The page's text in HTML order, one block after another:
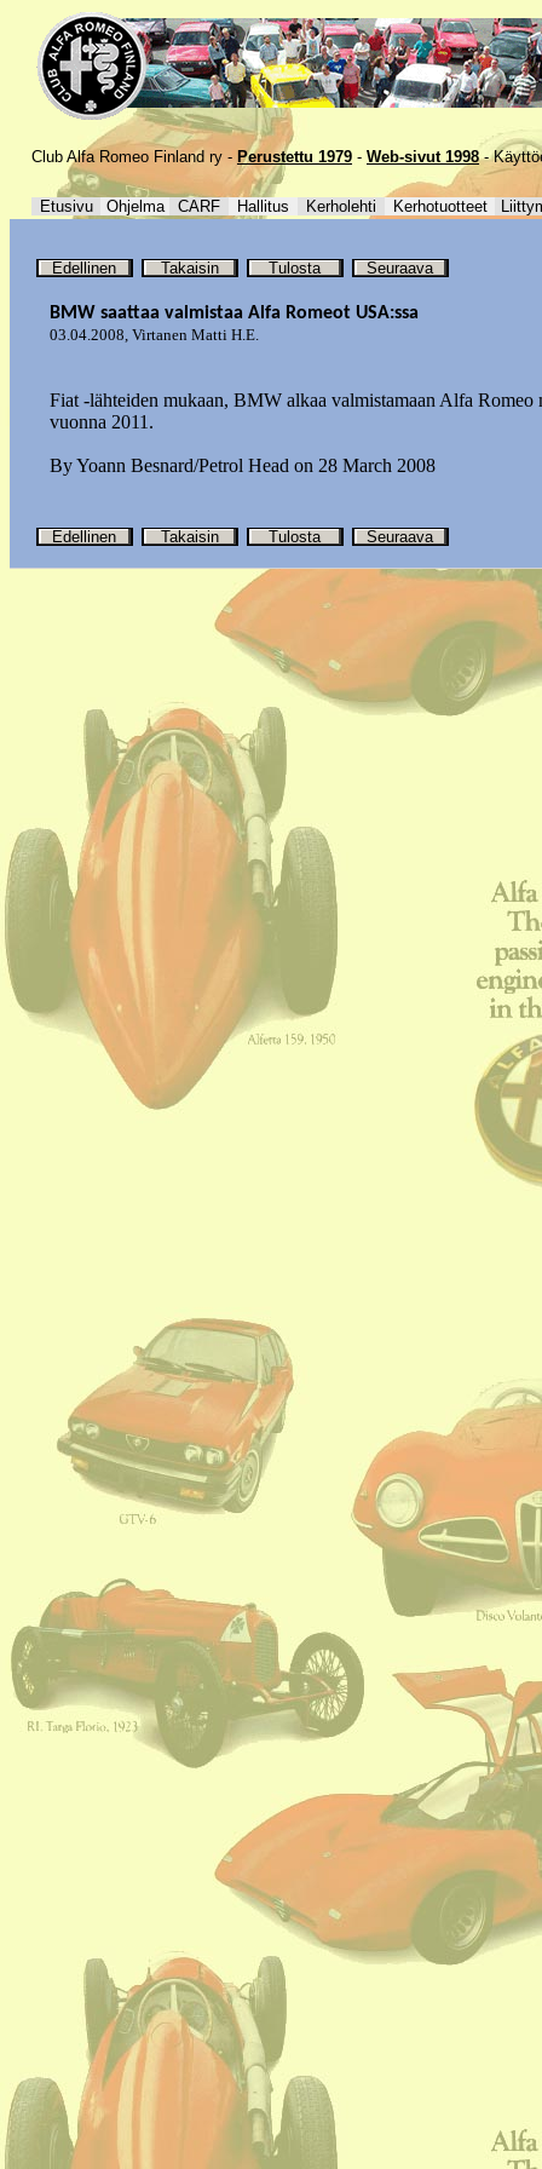
Club Alfa Romeo Finland ry - Perustettu 1979 - Web-sivut 1998 -
Etusivu Ohjelma CARF Hallitus Kerholehti Kerhotuotteet
Edellinen Takaisin Tulosta Seuraava
BMW saattaa valmistaa Alfa Romeot USA:ssa
03.04.2008, Virtanen Matti H.E.
Fiat -lähteiden mukaan, BMW alkaa valmistamaan Alfa Romeo
vuonna 2011.
By Yoann Besnard/Petrol Head on 28 March 2008
Edellinen Takaisin Tulosta Seuraava